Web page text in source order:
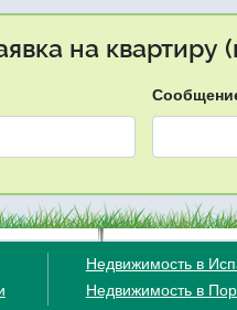
на квартиру
Недвижимость в
Недвижимость в